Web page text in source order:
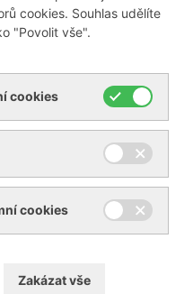
zařízení jiných výrobců na
cookies. Souhlas udělíte
"Povolit vše".
cookies
cookies
Zakázat vše